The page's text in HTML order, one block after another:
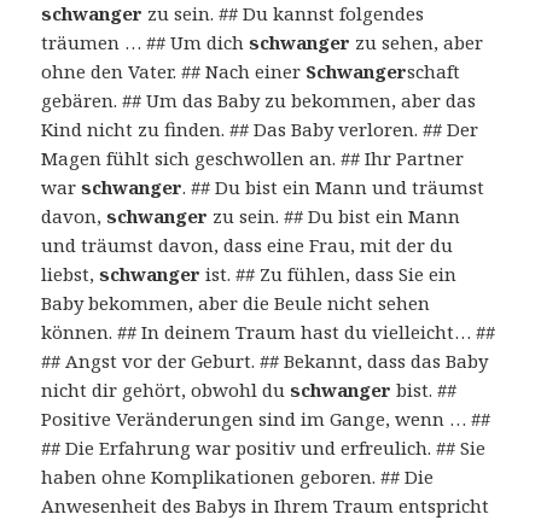
schwanger zu sein. ## Du kannst folgendes
träumen … ## Um dichschwanger zu sehen, aber
ohne den Vater. ## Nach einer Schwangerschaft
gebären. ## Um das Baby zu bekommen, aber das
Kind nicht zu finden. ## Das Baby verloren. ## Der
Magen fühlt sich geschwollen an. ## Ihr Partner
warschwanger. ## Du bist ein Mann und träumst
davon,schwanger zu sein. ## Du bist ein Mann
und träumst davon, dass eine Frau, mit der du
liebst,schwanger ist. ## Zu fühlen, dass Sie ein
Baby bekommen, aber die Beule nicht sehen
können. ## In deinem Traum hast du vielleicht… ##
## Angst vor der Geburt. ## Bekannt, dass das Baby
nicht dir gehört, obwohl duschwanger bist. ##
Positive Veränderungen sind im Gange, wenn … ##
## Die Erfahrung war positiv und erfreulich. ## Sie
haben ohne Komplikationen geboren. ## Die
Anwesenheit des Babys in Ihrem Traum entspricht